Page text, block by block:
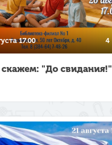
17.00 4
скажем: "До свидания!"